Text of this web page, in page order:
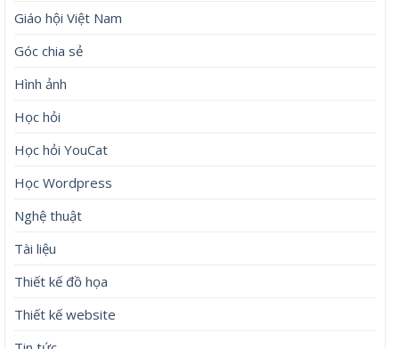
Giáo hội Việt Nam
Góc chia sẻ
Hình ảnh
Học hỏi
Học hỏi YouCat
Học Wordpress
Nghệ thuật
Tài liệu
Thiết kế đồ họa
Thiết kế website